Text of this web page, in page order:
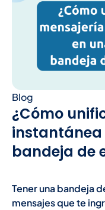
Blog
¿Cómo
instantánea
bandeja de
Tener una bandeja
mensajes que te